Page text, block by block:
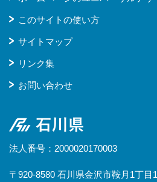
このサイトの使い方
サイトマップ
リンク集
お問い合わせ
石川県
法人番号：2000020170003
〒920-8580 石川県金沢市鞍月1丁目